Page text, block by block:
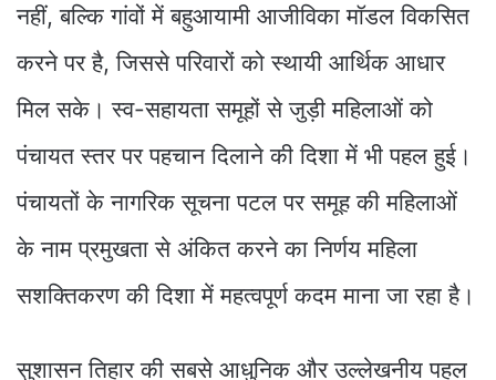
नहीं, बल्कि गांवों में बहुआयामी आजीविका मॉडल विकसित
करने पर है, जिससे परिवारों को स्थायी आर्थिक आधार
मिल सके। स्व-सहायता समूहों से जुड़ी महिलाओं को
पंचायत स्तर पर पहचान दिलाने की दिशा में भी पहल हुई।
पंचायतों के नागरिक सूचना पटल पर समूह की महिलाओं
के नाम प्रमुखता से अंकित करने का निर्णय महिला
सशक्तिकरण की दिशा में महत्वपूर्ण कदम माना जा रहा है।
सुशासन तिहार की सबसे आधुनिक और उल्लेखनीय पहल